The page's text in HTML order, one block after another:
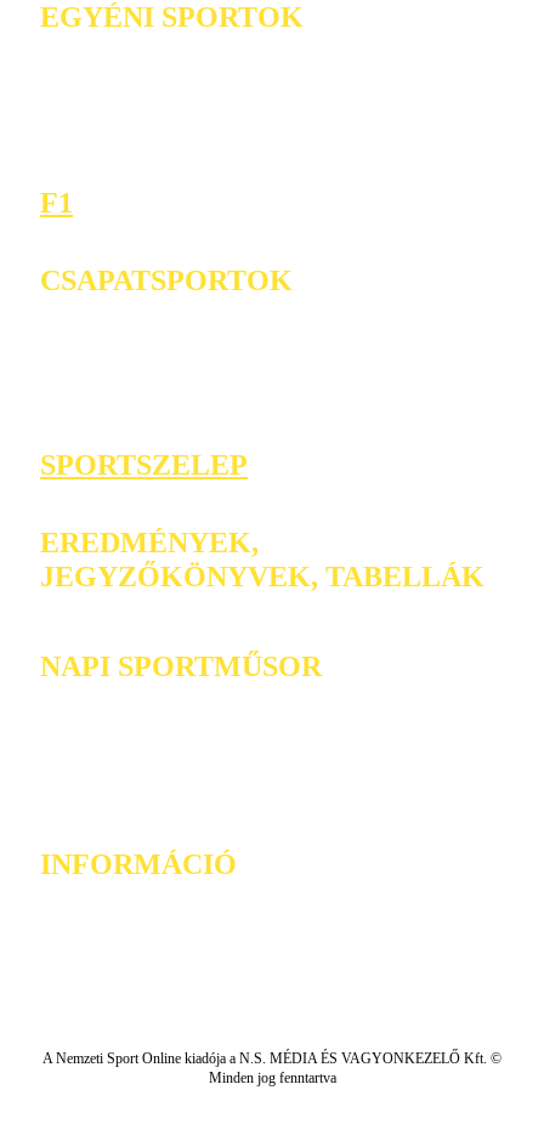
EGYÉNI SPORTOK
F1
CSAPATSPORTOK
SPORTSZELEP
EREDMÉNYEK,
JEGYZŐKÖNYVEK, TABELLÁK
NAPI SPORTMŰSOR
INFORMÁCIÓ
A Nemzeti Sport Online kiadója a N.S. MÉDIA ÉS VAGYONKEZELŐ Kft. ©
Minden jog fenntartva